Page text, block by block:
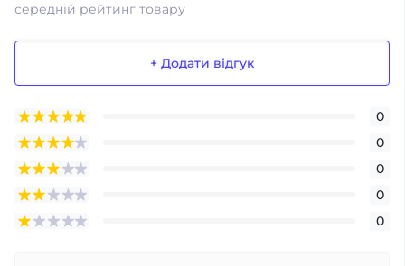
середній рейтинг товару
+ Додати відгук
0
0
0
0
0